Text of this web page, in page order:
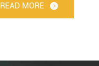
READ MORE